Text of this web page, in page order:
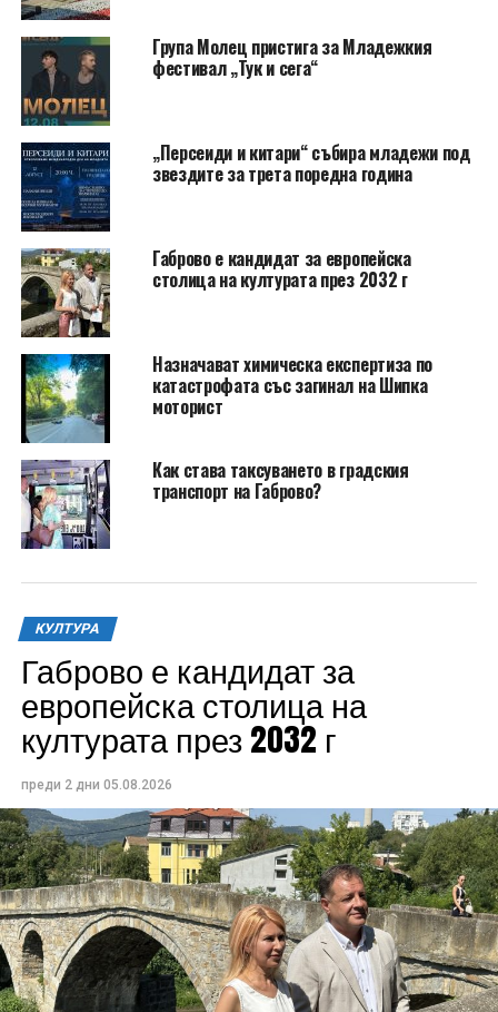
Група Молец пристига за Младежкия
фестивал „Тук и сега“
„Персеиди и китари“ събира младежи под
звездите за трета поредна година
Габрово е кандидат за европейска
столица на културата през 2032 г
Назначават химическа експертиза по
катастрофата със загинал на Шипка
моторист
Как става таксуването в градския
транспорт на Габрово?
КУЛТУРА
Габрово е кандидат за
европейска столица на
културата през 2032 г
преди 2 дни 05.08.2026